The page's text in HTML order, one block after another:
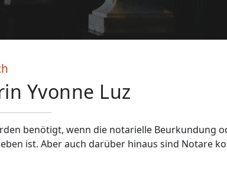
Yvonne Luz
benötigt, wenn die notarielle Beurkundung
ist. Aber auch darüber hinaus sind Notare